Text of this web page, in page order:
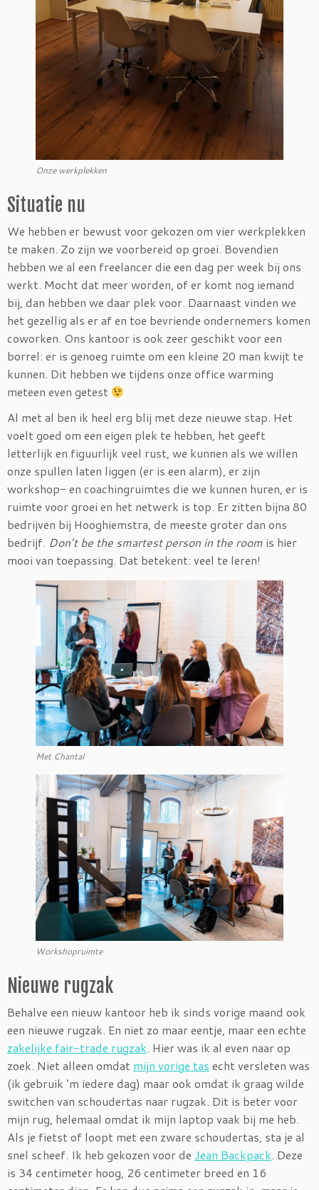
Onze werkplekken
Situatie nu
We hebben er bewust voor gekozen om vier werkplekken
te maken. Zo zijn we voorbereid op groei. Bovendien
hebben we al een freelancer die een dag per week bij ons
werkt. Mocht dat meer worden, of er komt nog iemand
bij, dan hebben we daar plek voor. Daarnaast vinden we
het gezellig als er af en toe bevriende ondernemers komen
coworken. Ons kantoor is ook zeer geschikt voor een
borrel: er is genoeg ruimte om een kleine 20 man kwijt te
kunnen. Dit hebben we tijdens onze office warming
meteen even getest
Al met al ben ik heel erg blij met deze nieuwe stap. Het
voelt goed om een eigen plek te hebben, het geeft
letterlijk en figuurlijk veel rust, we kunnen als we willen
onze spullen laten liggen (er is een alarm), er zijn
workshop- en coachingruimtes die we kunnen huren, er is
ruimte voor groei en het netwerk is top. Er zitten bijna 80
bedrijven bij Hooghiemstra, de meeste groter dan ons
bedrijf. Don’t be the smartest person in the room is hier
mooi van toepassing. Dat betekent: veel te leren!
Met Chantal
Workshopruimte
Nieuwe rugzak
Behalve een nieuw kantoor heb ik sinds vorige maand ook
een nieuwe rugzak. En niet zo maar eentje, maar een echte
zakelijke fair-trade rugzak . Hier was ik al even naar op
zoek. Niet alleen omdat mijn vorige tas echt versleten was
(ik gebruik ‘m iedere dag) maar ook omdat ik graag wilde
switchen van schoudertas naar rugzak. Dit is beter voor
mijn rug, helemaal omdat ik mijn laptop vaak bij me heb.
Als je fietst of loopt met een zware schoudertas, sta je al
snel scheef. Ik heb gekozen voor de Jean Backpack . Deze
is 34 centimeter hoog, 26 centimeter breed en 16